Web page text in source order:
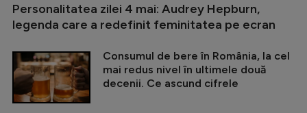
Personalitatea zilei 4 mai: Audrey Hepburn,
legenda care a redefinit feminitatea pe ecran
Consumul de bere în România, la cel
mai redus nivel în ultimele două
decenii. Ce ascund cifrele